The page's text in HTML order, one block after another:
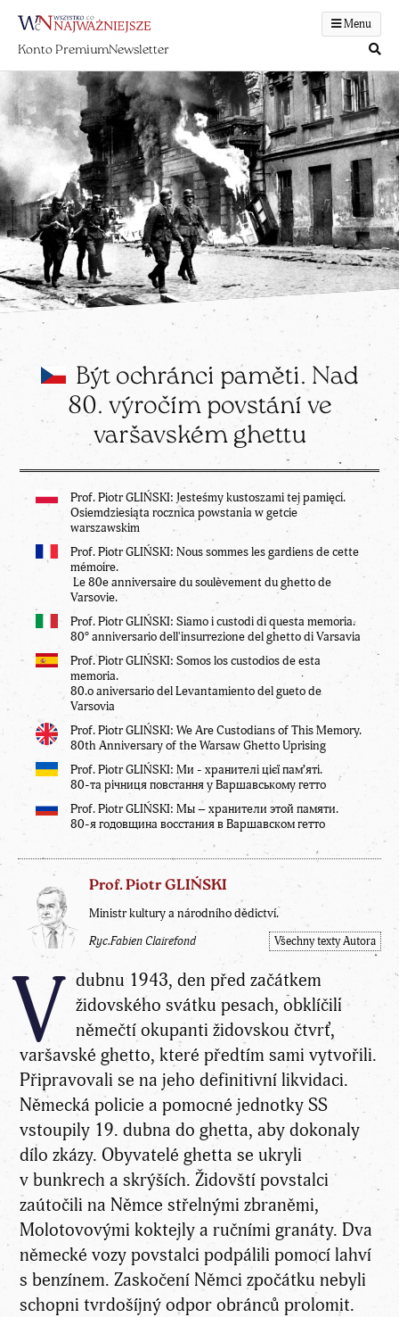
Menu
Konto PremiumNewsletter
Být ochránci paměti. Nad
80. výročím povstání ve
varšavském ghettu
Prof. Piotr GLIŃSKI: Jesteśmy kustoszami tej pamięci.
Osiemdziesiąta rocznica powstania w getcie
warszawskim
Prof. Piotr GLIŃSKI: Nous sommes les gardiens de cette
mémoire.
Le 80e anniversaire du soulèvement du ghetto de
Varsovie.
Prof. Piotr GLIŃSKI: Siamo i custodi di questa memoria.
80° anniversario dell'insurrezione del ghetto di Varsavia
Prof. Piotr GLIŃSKI: Somos los custodios de esta
memoria.
80.o aniversario del Levantamiento del gueto de
Varsovia
Prof. Piotr GLIŃSKI: We Are Custodians of This Memory.
80th Anniversary of the Warsaw Ghetto Uprising
Prof. Piotr GLIŃSKI: Ми - хранителі цієї пам’яті.
80-та річниця повстання у Варшавському гетто
Prof. Piotr GLIŃSKI: Мы – хранители этой памяти.
80-я годовщина восстания в Варшавском гетто
Prof. Piotr GLIŃSKI
Ministr kultury a národního dědictví.
Ryc.Fabien Clairefond Všechny texty Autora
V dubnu 1943, den před začátkem
židovského svátku pesach, obklíčili
němečtí okupanti židovskou čtvrť,
varšavské ghetto, které předtím sami vytvořili.
Připravovali se na jeho definitivní likvidaci.
Německá policie a pomocné jednotky SS
vstoupily 19. dubna do ghetta, aby dokonaly
dílo zkázy. Obyvatelé ghetta se ukryli
v bunkrech a skrýších. Židovští povstalci
zaútočili na Němce střelnými zbraněmi,
Molotovovými koktejly a ručními granáty. Dva
německé vozy povstalci podpálili pomocí lahví
s benzínem. Zaskočení Němci zpočátku nebyli
schopni tvrdošíjný odpor obránců prolomit.